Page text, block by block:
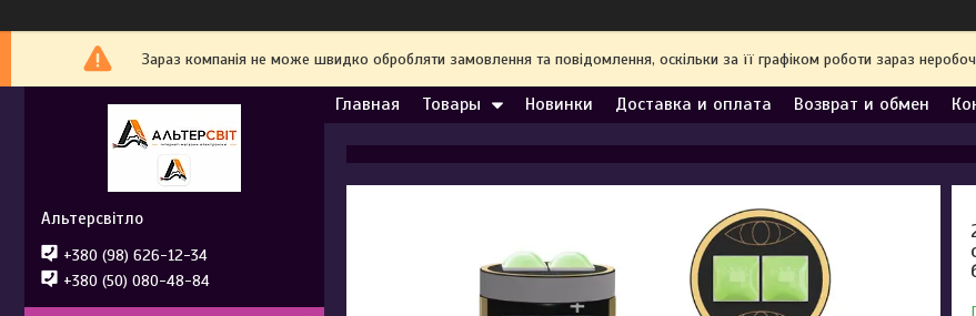
Зараз компанія не може швидко обробляти замовлення та повідомлення, оскільки за її графіком роботи зараз
Главная Товары Новинки Доставка и оплата Возврат и обмен
Альтерсвітло
+380 (98) 626-12-34
+380 (50) 080-48-84